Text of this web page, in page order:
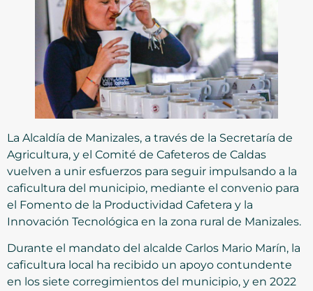
La Alcaldía de Manizales, a través de la Secretaría de
Agricultura, y el Comité de Cafeteros de Caldas
vuelven a unir esfuerzos para seguir impulsando a la
caficultura del municipio, mediante el convenio para
el Fomento de la Productividad Cafetera y la
Innovación Tecnológica en la zona rural de Manizales.
Durante el mandato del alcalde Carlos Mario Marín, la
caficultura local ha recibido un apoyo contundente
en los siete corregimientos del municipio, y en 2022